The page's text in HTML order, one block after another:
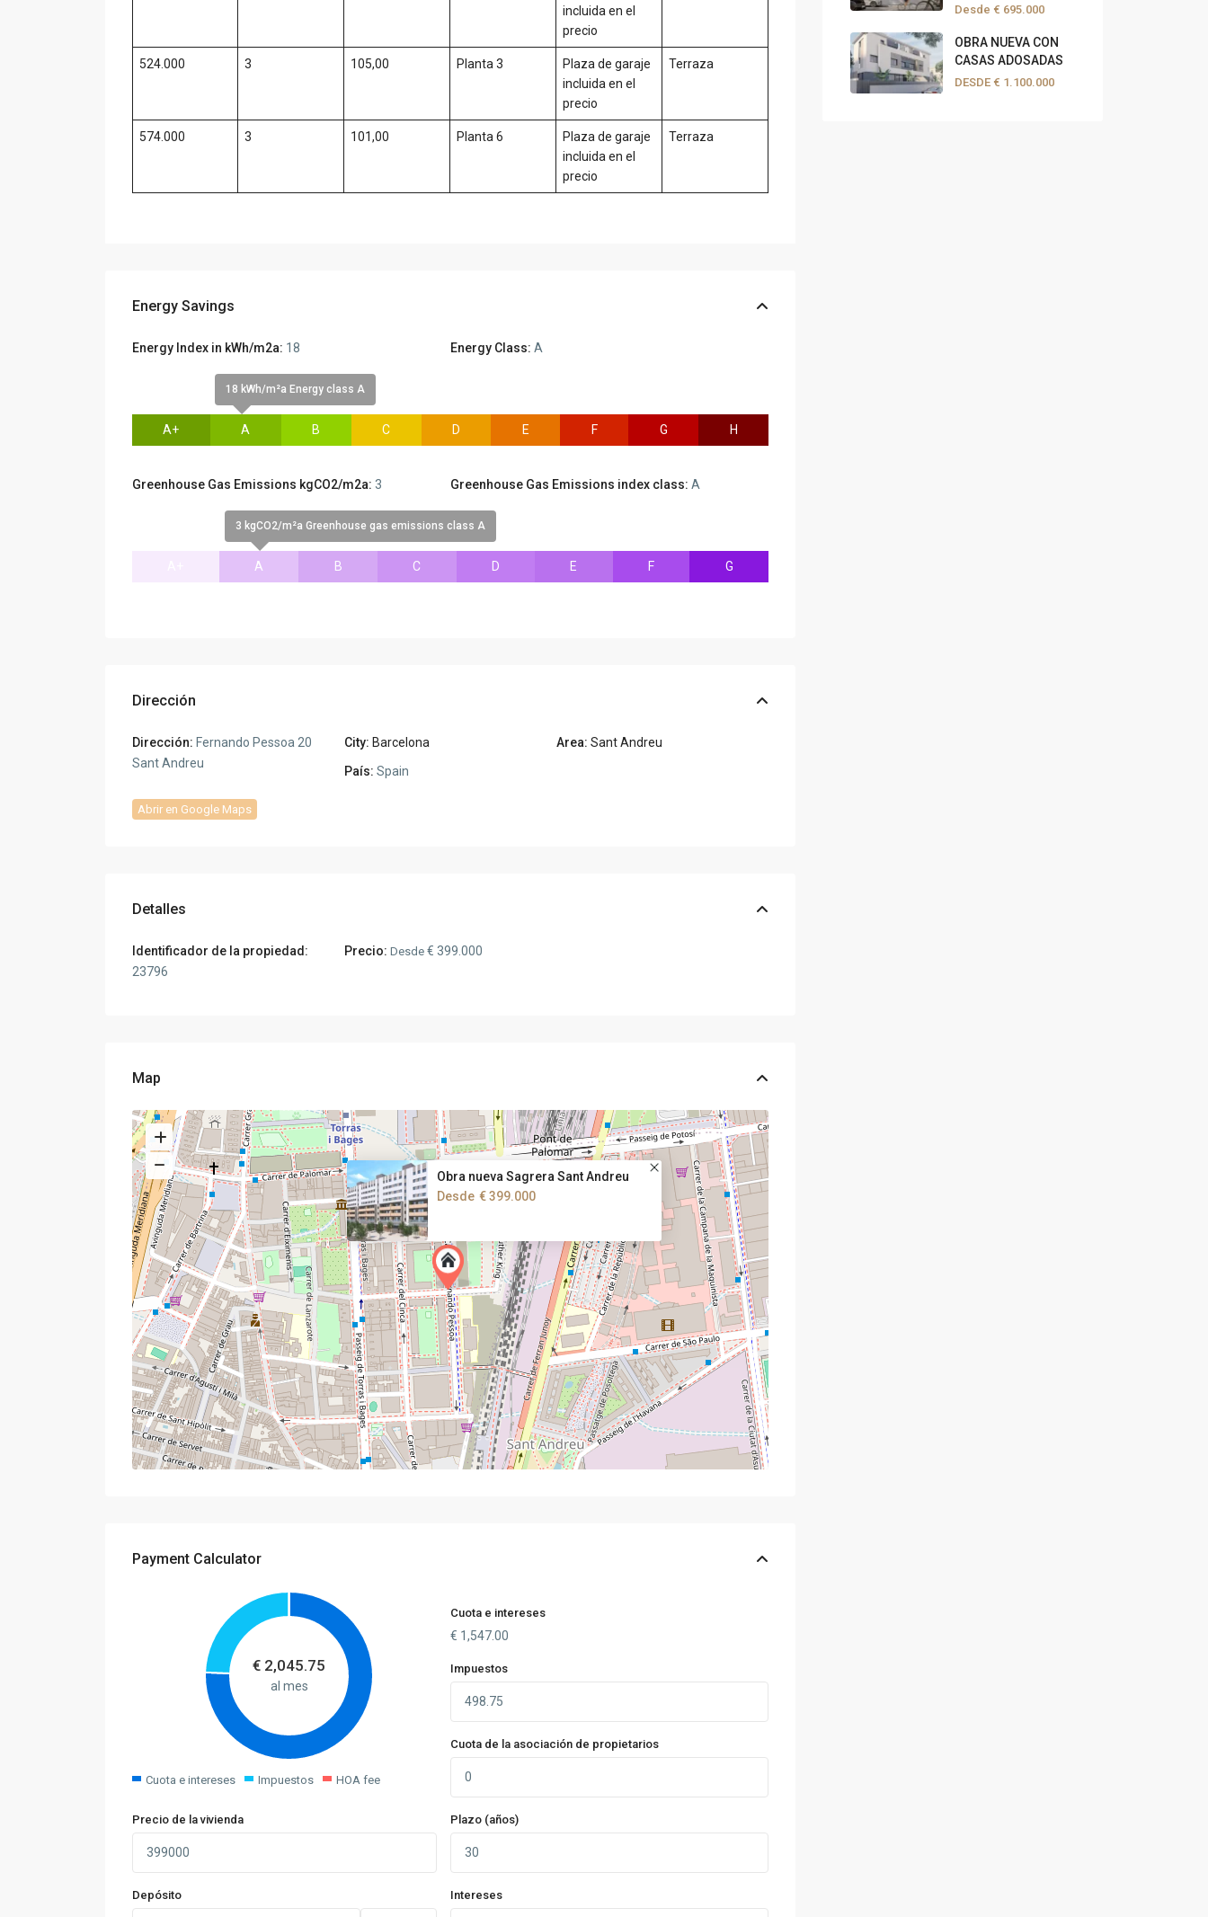
incluida en el
precio
524.000 3 105,00 Planta 3
Plaza de garaje
incluida en el
precio
Terraza
574.000 3 101,00 Planta 6
Plaza de garaje
incluida en el
precio
Terraza
Energy Savings
Energy Index in kWh/m2a: 18 Energy Class: A
A+
18 kWh/m²a Energy class A
A B C D E F G H
Greenhouse Gas Emissions kgCO2/m2a: 3 Greenhouse Gas Emissions index class: A
3 kgCO2/m²a Greenhouse gas emissions class A
A B C D E F G
Dirección
Dirección: Fernando Pessoa 20
Sant Andreu
City: Barcelona Area: Sant Andreu
País: Spain
Abrir en Google Maps
Detalles
Identificador de la propiedad:
23796
Precio: Desde € 399.000
Map
Obra nueva Sagrera Sant Andreu
Desde € 399.000
Payment Calculator
€ 2,045.75
al mes
Cuota e intereses Impuestos HOA fee
Cuota e intereses
€ 1,547.00
Impuestos
Cuota de la asociación de propietarios
Precio de la vivienda
Depósito
Plazo (años)
Intereses
Desde € 695.000
OBRA NUEVA CON
CASAS ADOSADAS
DESDE€ 1.100.000